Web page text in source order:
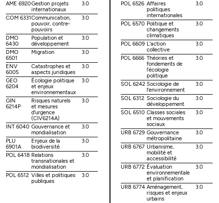
AME 6920Gestion projets
internationaux
3.0
COM 6331Communication,
pouvoir, contre-
pouvoirs
3.0
DMO
6430
Population et
développement
3.0
DMO
6501
Migration 3.0
ENV
6005
Catastrophes et
aspects juridiques
3.0
GEO
6204
Écologie politique
et enjeux
environnementaux
3.0
GIN
6214P
Risques naturels
et mesures
d'urgence
(CIV6214A)
3.0
INT 6040 Gouvernance et
mondialisation
3.0
PLU
6901A
Enjeux de la
biodiversité
3.0
POL 6418 Relations
transnationales et
mondialisation
3.0
POL 6512 Villes et politiques
publiques
3.0
POL 6526 Affaires
politiques
internationales
3.0
POL 6570 Politique et
changements
climatiques
3.0
POL 6609 L'action
collective
3.0
POL 6666 Théories et
fondements de
l’écologie
politique
3.0
SOL 6242 Sociologie de
l'environnement
3.0
SOL 6312 Sociologie du
développement
3.0
SOL 6510 Classes sociales
et mouvements
sociaux
3.0
URB 6729 Gouvernance
métropolitaine
3.0
URB 6767 Urbanisme,
mobilité et
accessibilité
3.0
URB 6772 Évaluation
environnementale
et planification
3.0
URB 6774 Aménagement,
risques et enjeux
urbains
3.0